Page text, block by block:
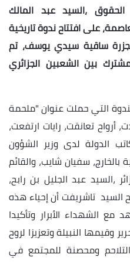
،السيد عبد المالك
على افتتاح ندوة تاريخية
الذكرى ال68 لمجزرة ساقية سيدي يوسف، تم
بين الشعبين الجزائري
التي حملت عنوان "ملحمة
تعانقت، رايات ارتفعت،
الدولة لدى وزير الشؤون
سفيان شايب، والقائم
،السيد عبد الجليل بن رابح،
السيد تاشريفت أن إحياء هذه
الشهداء الأبرار وتأكيدا
وقيمها النبيلة وتعزيزا لروح
ومحصنة للمجتمع في